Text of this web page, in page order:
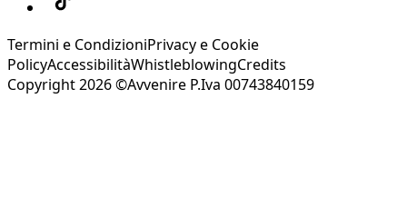
Termini e CondizioniPrivacy e Cookie
PolicyAccessibilitàWhistleblowingCredits
Copyright 2026 ©Avvenire P.Iva 00743840159